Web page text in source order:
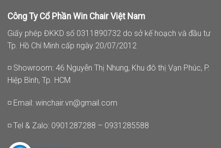
Công Ty Cổ Phần Win Chair Việt Nam
Giấy phép ĐKKD số 0311890732 do sở kế hoạch và đầu tư
Tp. Hồ Chí Minh cấp ngày 20/07/2012
◽ Showroom: 46 Nguyễn Thị Nhung, Khu đô thị Vạn Phúc, P.
Hiệp Bình, Tp. HCM
◽ Email: winchair.vn@gmail.com
◽ Tel & Zalo: 0901287288 – 0931285588